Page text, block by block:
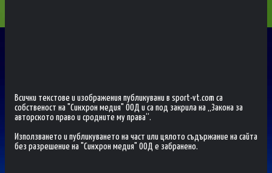
Всички текстове и изображения публикувани в sport-vt.com са
собственост на "Синхрон медия" ООД и са под закрила на „Закона за
авторското право и сродните му права“.
Използването и публикуването на част или цялото съдържание на сайта
без разрешение на "Синхрон медия" ООД е забранено.